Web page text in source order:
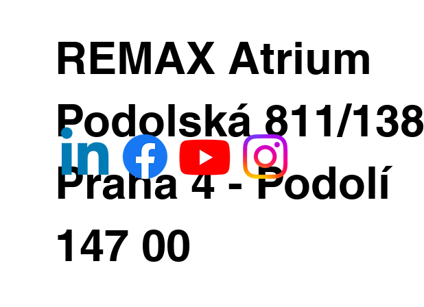
REMAX Atrium
Podolská 811/138
Praha 4 - Podolí
147 00